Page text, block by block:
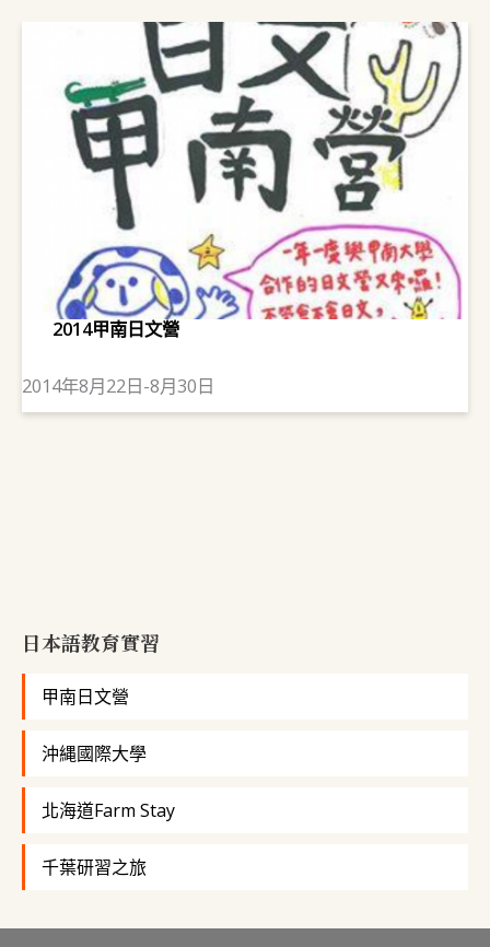
日本語教育實習
甲南日文營
沖縄國際大學
北海道Farm Stay
千葉研習之旅
2014甲南日文營
2014年8月22日-8月30日